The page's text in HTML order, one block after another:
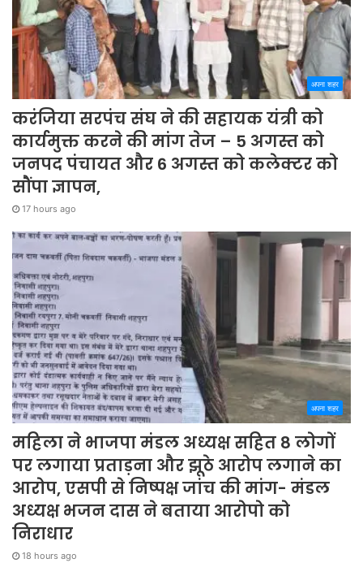
अपना शहर
करंजिया सरपंच संघ ने की सहायक यंत्री को
कार्यमुक्त करने की मांग तेज – 5 अगस्त को
जनपद पंचायत और 6 अगस्त को कलेक्टर को
सौंपा ज्ञापन,
17 hours ago
अपना शहर
महिला ने भाजपा मंडल अध्यक्ष सहित 8 लोगों
पर लगाया प्रताड़ना और झूठे आरोप लगाने का
आरोप, एसपी से निष्पक्ष जांच की मांग- मंडल
अध्यक्ष भजन दास ने बताया आरोपो को
निराधार
18 hours ago